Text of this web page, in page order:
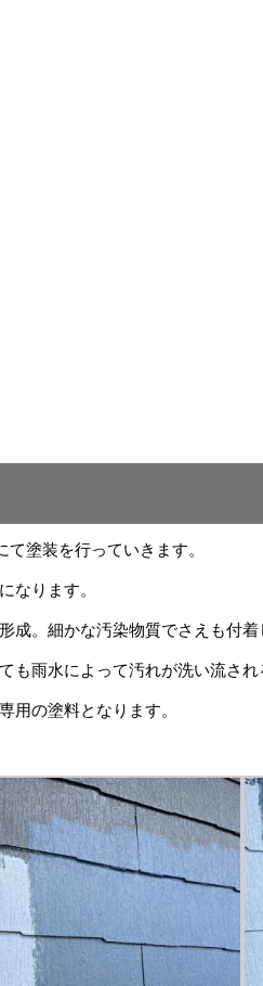
て塗装を行っていきます。
なります。
。細かな汚染物質でさえも付着
も雨水によって汚れが洗い流され
用の塗料となります。